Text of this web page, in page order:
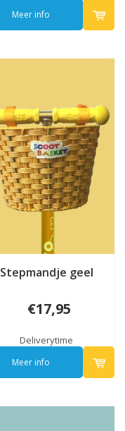
Meer info
Stepmandje geel
€17,95
Deliverytime
Meer info